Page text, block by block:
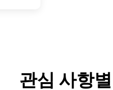
관심 사항